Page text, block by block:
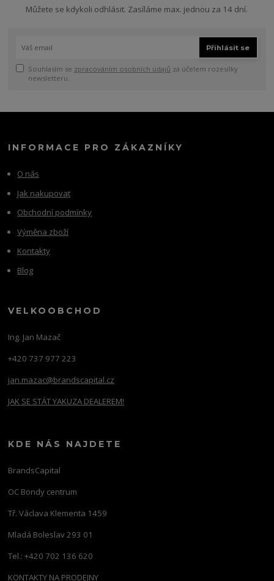
Můžete se kdykoli odhlásit. Zasíláme max. jednou za 14 dní.
Přihlásit se
Souhlasím se zpracováním osobních údajů za účelem rozesílky
newsletteru.
INFORMACE PRO ZÁKAZNÍKY
O nás
Jak nakupovat
Obchodní podmínky
Výměna zboží
Kontakty
Blog
VELKOOBCHOD
Ing. Jan Mazač
+420 737 977 223
jan.mazac@brandscapital.cz
JAK SE STÁT YAKUZA DEALEREM!
KDE NÁS NAJDETE
BrandsCapital
OC Bondy centrum
Tř. Václava Klementa 1459
Mladá Boleslav 293 01
Tel.: +420 702 136 620
KONTAKTY NA PRODEJNY